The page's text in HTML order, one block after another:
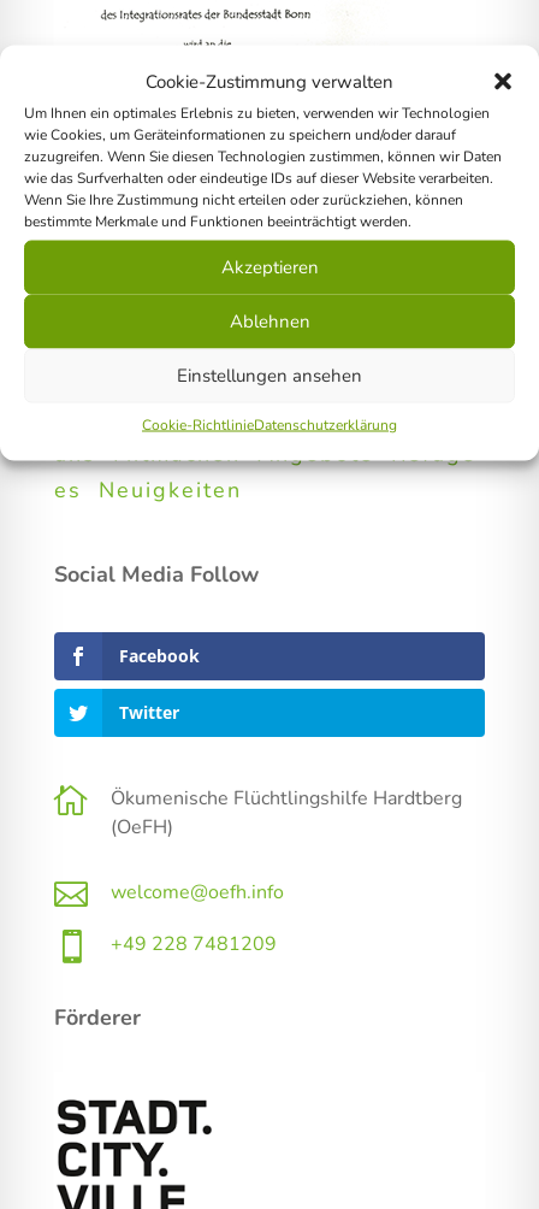
Cookie-Zustimmung verwalten
Um Ihnen ein optimales Erlebnis zu bieten, verwenden wir Technologien
wie Cookies, um Geräteinformationen zu speichern und/oder darauf
zuzugreifen. Wenn Sie diesen Technologien zustimmen, können wir Daten
wie das Surfverhalten oder eindeutige IDs auf dieser Website verarbeiten.
Wenn Sie Ihre Zustimmung nicht erteilen oder zurückziehen, können
bestimmte Merkmale und Funktionen beeinträchtigt werden.
Akzeptieren
Ablehnen
Einstellungen ansehen
Cookie-RichtlinieDatenschutzerklärung
Über
uns Mitmachen Angebote Refuge
es
Neuigkeiten
Social Media Follow
Facebook
Twitter

Ökumenische Flüchtlingshilfe Hardtberg
(OeFH)
 welcome@oefh.info
 +49 228 7481209
Förderer